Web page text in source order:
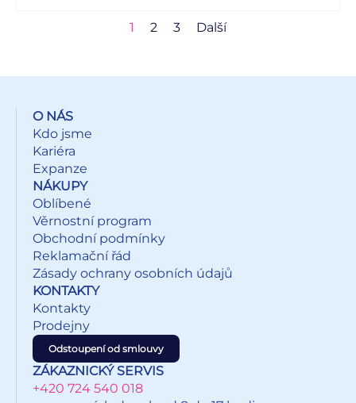
1 2 3 Další
O NÁS
Kdo jsme
Kariéra
Expanze
NÁKUPY
Oblíbené
Věrnostní program
Obchodní podmínky
Reklamační řád
Zásady ochrany osobních údajů
KONTAKTY
Kontakty
Prodejny
Odstoupení od smlouvy
ZÁKAZNICKÝ SERVIS
+420 724 540 018